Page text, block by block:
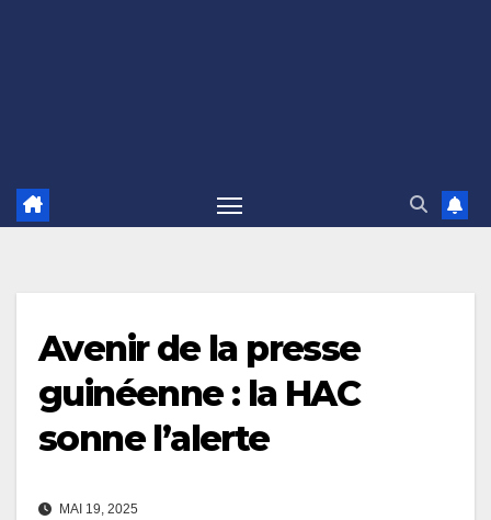
Avenir de la presse
guinéenne : la HAC
sonne l’alerte
MAI 19, 2025